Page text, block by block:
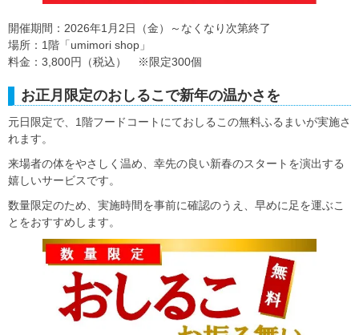
開催期間：2026年1月2日（金）～なくなり次第終了
場所：1階「umimori shop」
料金：3,800円（税込） ※限定300個
お正月限定のおしるこで新年の温かさを
元日限定で、1階フードコートにておしるこの無料ふるまいが実施さ
れます。
来場者の体をやさしく温め、幸先の良い新春のスタートを演出する
嬉しいサービスです。
数量限定のため、実施時間を事前に確認のうえ、早めに足を運ぶこ
とをおすすめします。